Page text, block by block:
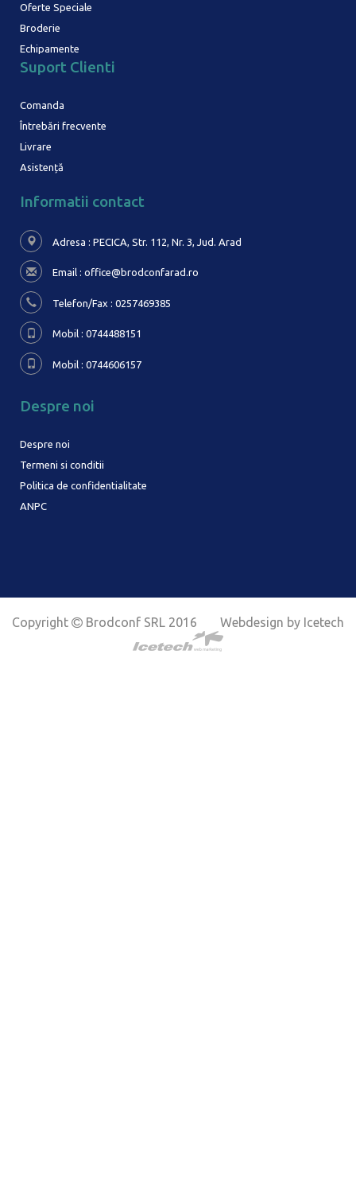
Oferte Speciale
Broderie
Echipamente
Suport Clienti
Comanda
Întrebări frecvente
Livrare
Asistență
Informatii contact
Adresa : PECICA, Str. 112, Nr. 3, Jud. Arad
Email : office@brodconfarad.ro
Telefon/Fax : 0257469385
Mobil : 0744488151
Mobil : 0744606157
Despre noi
Despre noi
Termeni si conditii
Politica de confidentialitate
ANPC
Copyright Brodconf SRL 2016 Webdesign by Icetech